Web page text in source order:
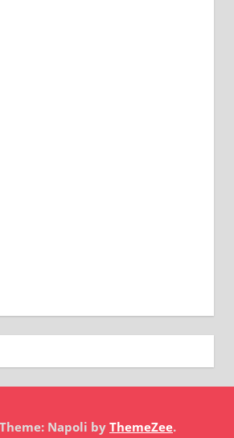
Napoli by ThemeZee.